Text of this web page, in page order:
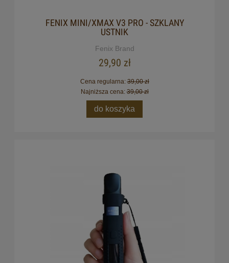
FENIX MINI/XMAX V3 PRO - SZKLANY
USTNIK
Fenix Brand
29,90 zł
Cena regularna:39,00 zł
Najniższa cena:39,00 zł
do koszyka